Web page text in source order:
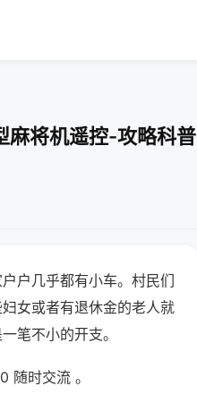
麻将机遥控-攻略科普
户几乎都有小车。村民们
女或者有退休金的老人就
笔不小的开支。
随时交流 。